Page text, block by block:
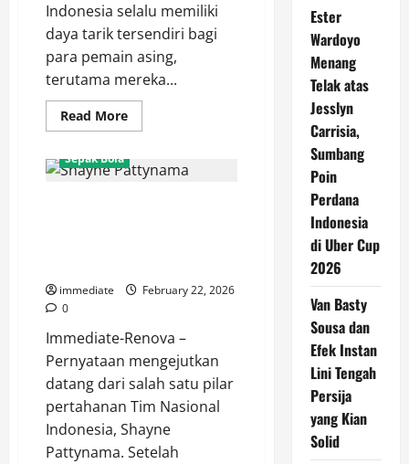
Indonesia selalu memiliki
daya tarik tersendiri bagi
para pemain asing,
terutama mereka...
Read MoreRead
more
Ricardo
Kaget!
Menyenangkan
Sepak Bola
immediate
February 22, 2026
0
Immediate-Renova –
Pernyataan mengejutkan
datang dari salah satu pilar
pertahanan Tim Nasional
Indonesia, Shayne
Pattynama. Setelah
Ester
Wardoyo
Menang
Telak atas
Jesslyn
Carrisia,
Sumbang
Poin
Perdana
Indonesia
di Uber Cup
2026
Van Basty
Sousa dan
Efek Instan
Lini Tengah
Persija
yang Kian
Solid